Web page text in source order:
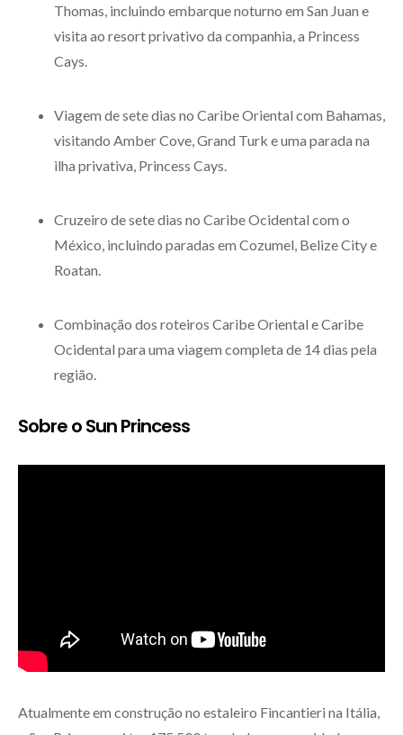
Thomas, incluindo embarque noturno em San Juan e
visita ao resort privativo da companhia, a Princess
Cays.
Viagem de sete dias no Caribe Oriental com Bahamas,
visitando Amber Cove, Grand Turk e uma parada na
ilha privativa, Princess Cays.
Cruzeiro de sete dias no Caribe Ocidental com o
México, incluindo paradas em Cozumel, Belize City e
Roatan.
Combinação dos roteiros Caribe Oriental e Caribe
Ocidental para uma viagem completa de 14 dias pela
região.
Sobre o Sun Princess
Atualmente em construção no estaleiro Fincantieri na Itália,